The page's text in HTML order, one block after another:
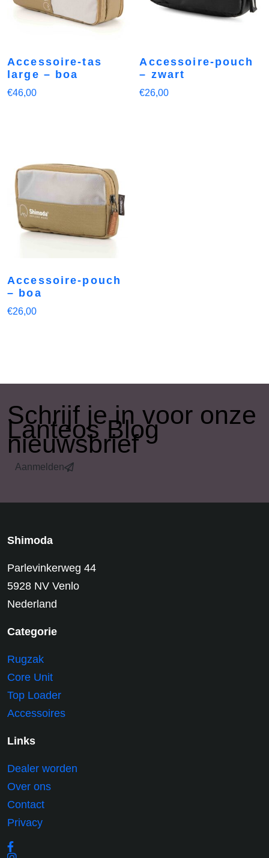
Accessoire-tas
large – boa
€46,00
Accessoire-pouch
– zwart
€26,00
Accessoire-pouch
– boa
€26,00
​Schrijf je in voor onze
Lanteos Blog
nieuwsbrief
Aanmelden
Shimoda
Parlevinkerweg 44
5928 NV Venlo
Nederland
Categorie
Rugzak
Core Unit
Top Loader
Accessoires
Links
Dealer worden
Over ons
Contact
Privacy